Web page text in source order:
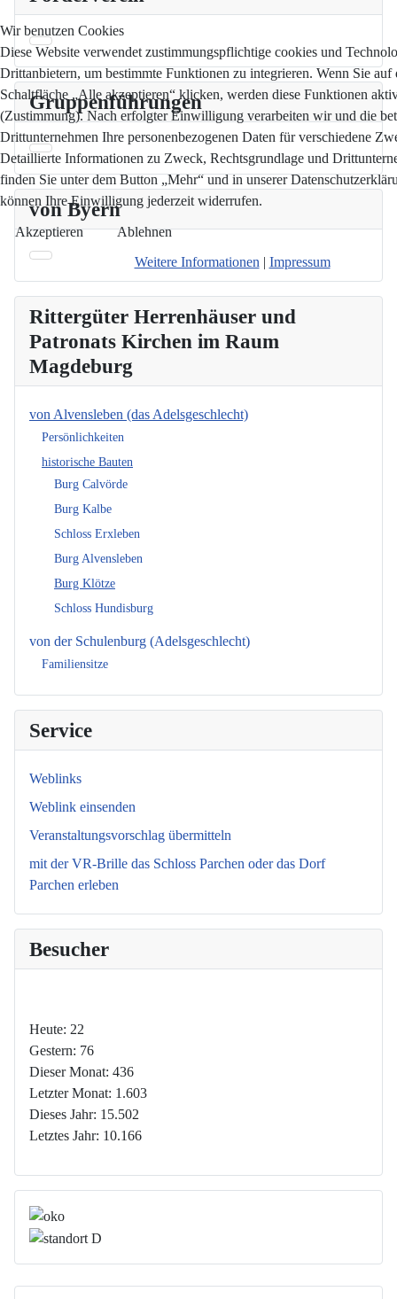
Gruppenführungen
von Byern
Rittergüter Herrenhäuser und
Patronats Kirchen im Raum
Magdeburg
von Alvensleben (das Adelsgeschlecht)
Persönlichkeiten
historische Bauten
Burg Calvörde
Burg Kalbe
Schloss Erxleben
Burg Alvensleben
Burg Klötze
Schloss Hundisburg
von der Schulenburg (Adelsgeschlecht)
Familiensitze
Service
Weblinks
Weblink einsenden
Veranstaltungsvorschlag übermitteln
mit der VR-Brille das Schloss Parchen oder das Dorf
Parchen erleben
Besucher
Heute: 22
Gestern: 76
Dieser Monat: 436
Letzter Monat: 1.603
Dieses Jahr: 15.502
Letztes Jahr: 10.166
Wir benutzen Cookies
Diese Website verwendet zustimmungspflichtige cookies und
Drittanbietern, um bestimmte Funktionen zu integrieren. Wenn Sie auf
Schaltfläche „Alle akzeptieren“ klicken, werden diese Funktionen
(Zustimmung). Nach erfolgter Einwilligung verarbeiten wir und die
Drittunternehmen Ihre personenbezogenen Daten für verschiedene
Detaillierte Informationen zu Zweck, Rechtsgrundlage und
finden Sie unter dem Button „Mehr“ und in unserer
können Ihre Einwilligung jederzeit widerrufen.
Akzeptieren Ablehnen
Weitere Informationen | Impressum